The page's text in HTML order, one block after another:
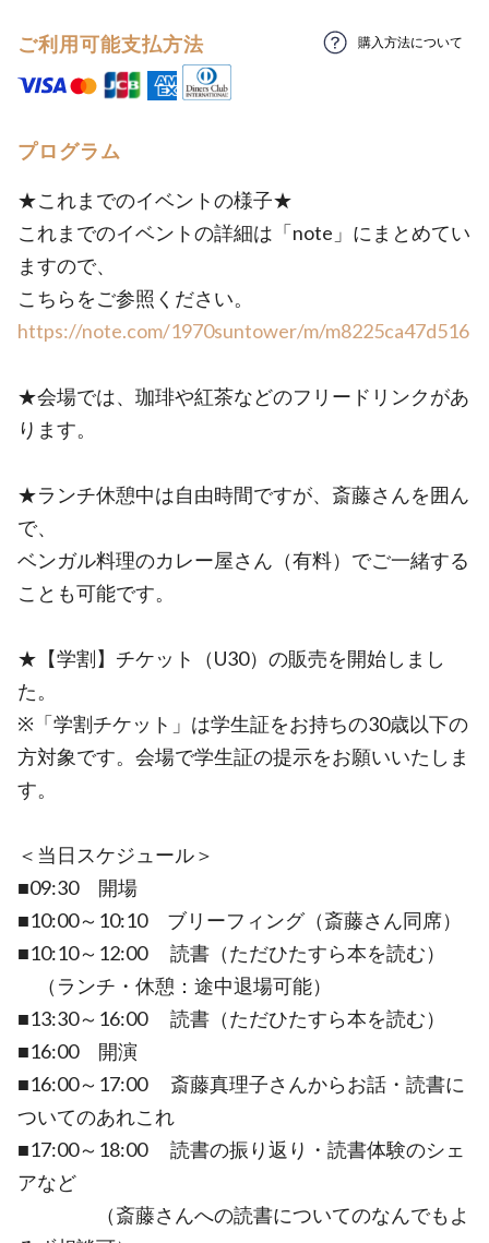
ご利用可能支払方法 購入方法について
プログラム
★これまでのイベントの様子★
これまでのイベントの詳細は「note」にまとめてい
ますので、
こちらをご参照ください。
https://note.com/1970suntower/m/m8225ca47d516
★会場では、珈琲や紅茶などのフリードリンクがあ
ります。
★ランチ休憩中は自由時間ですが、斎藤さんを囲ん
で、
ベンガル料理のカレー屋さん（有料）でご一緒する
ことも可能です。
★【学割】チケット（U30）の販売を開始しまし
た。
※「学割チケット」は学生証をお持ちの30歳以下の
方対象です。会場で学生証の提示をお願いいたしま
す。
＜当日スケジュール＞
■09:30 開場
■10:00～10:10 ブリーフィング（斎藤さん同席）
■10:10～12:00 読書（ただひたすら本を読む）
（ランチ・休憩：途中退場可能）
■13:30～16:00 読書（ただひたすら本を読む）
■16:00 開演
■16:00～17:00 斎藤真理子さんからお話・読書に
ついてのあれこれ
■17:00～18:00 読書の振り返り・読書体験のシェ
アなど
（斎藤さんへの読書についてのなんでもよ